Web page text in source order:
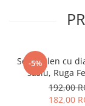
-5%
Set goblen cu
sasiu, Ruga
40x50
192,00
182,00